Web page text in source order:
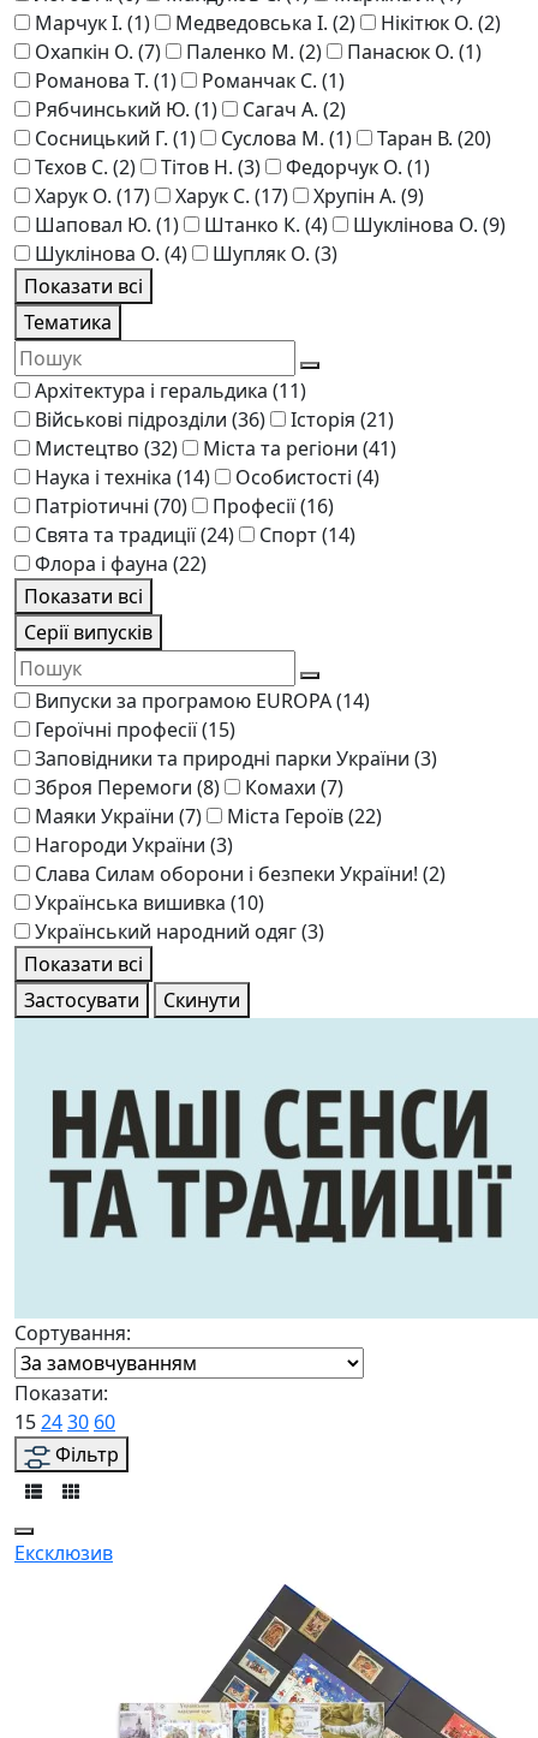
Марчук І. (1) Медведовська І. (2) Нікітюк О. (2)
Охапкін О. (7) Паленко М. (2) Панасюк О. (1)
Романова Т. (1) Романчак С. (1)
Рябчинський Ю. (1) Сагач А. (2)
Сосницький Г. (1) Суслова М. (1) Таран В. (20)
Тєхов С. (2) Тітов Н. (3) Федорчук О. (1)
Харук О. (17) Харук С. (17) Хрупін А. (9)
Шаповал Ю. (1) Штанко К. (4) Шукліновa О. (9)
Шуклінова О. (4) Шупляк О. (3)
Показати всі
Тематика
Архітектура і геральдика (11)
Військові підрозділи (36) Історія (21)
Мистецтво (32) Міста та регіони (41)
Наука і техніка (14) Особистості (4)
Патріотичні (70) Професії(16)
Свята та традиції(24) Спорт(14)
Флора і фауна (22)
Показати всі
Серії випусків
Випуски за програмою EUROPA(14)
Героїчні професії(15)
Заповідники та природні парки України (3)
Зброя Перемоги (8) Комахи (7)
Маяки України (7) Міста Героїв(22)
Нагороди України (3)
Слава Силам оборони і безпеки України! (2)
Українська вишивка (10)
Український народний одяг(3)
Показати всі
Застосувати
Скинути
Сортування:
Показати:
152430 60
Фільтр
Ексклюзив